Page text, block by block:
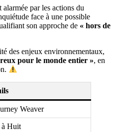
alarmée par les actions du
face à une possible
son approche de « hors de
des enjeux environnementaux,
pour le monde entier », en
Weaver
à Huit